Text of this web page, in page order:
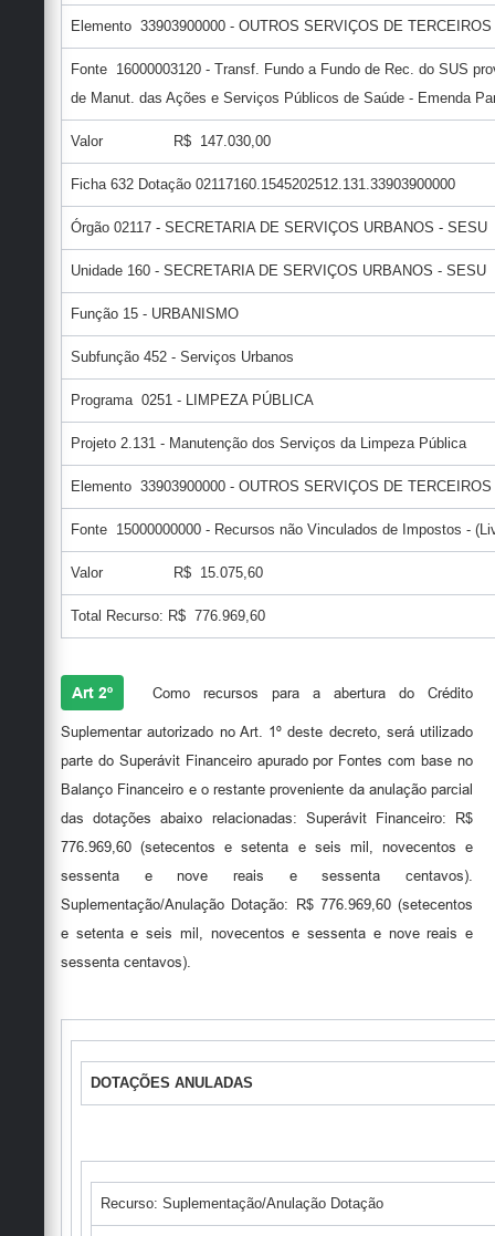
Elemento 33903900000 - OUTROS SERVIÇOS DE
Fonte 16000003120 - Transf. Fundo a Fundo de Rec. do SUS
de Manut. das Ações e Serviços Públicos de Saúde - Emenda
Valor R$ 147.030,00
Ficha 632 Dotação 02117160.1545202512.131.33903900000
Órgão 02117 - SECRETARIA DE SERVIÇOS URBANOS - SESU
Unidade 160 - SECRETARIA DE SERVIÇOS URBANOS - SESU
Função 15 - URBANISMO
Subfunção 452 - Serviços Urbanos
Programa 0251 - LIMPEZA PÚBLICA
Projeto 2.131 - Manutenção dos Serviços da Limpeza Pública
Elemento 33903900000 - OUTROS SERVIÇOS DE
Fonte 15000000000 - Recursos não Vinculados de Impostos -
Valor R$ 15.075,60
Total Recurso: R$ 776.969,60
Art 2º Como recursos para a abertura do Crédito
Suplementar autorizado no Art. 1º deste decreto, será utilizado
parte do Superávit Financeiro apurado por Fontes com base no
Balanço Financeiro e o restante proveniente da anulação parcial
das dotações abaixo relacionadas: Superávit Financeiro: R$
776.969,60 (setecentos e setenta e seis mil, novecentos e
sessenta e nove reais e sessenta centavos).
Suplementação/Anulação Dotação: R$ 776.969,60 (setecentos
e setenta e seis mil, novecentos e sessenta e nove reais e
sessenta centavos).
DOTAÇÕES ANULADAS
Recurso: Suplementação/Anulação Dotação